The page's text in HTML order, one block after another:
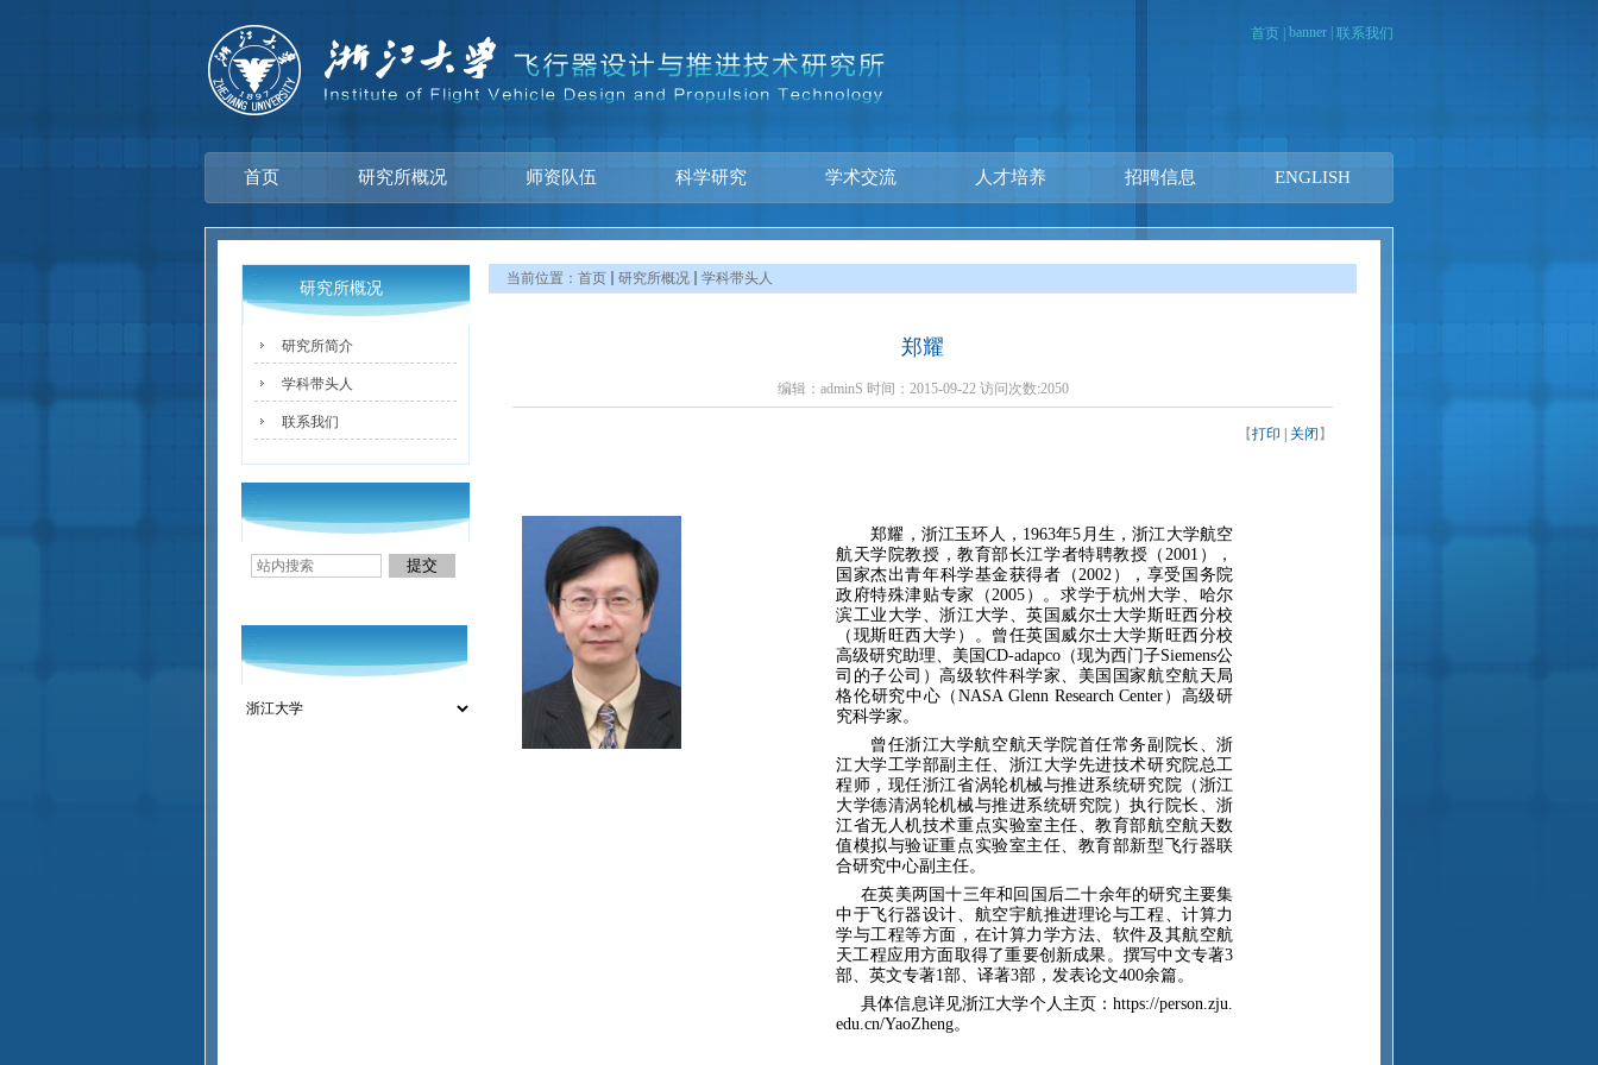
首页 banner 联系我们
首页 研究所概况 师资队伍 科学研究 学术交流 人才培养 招聘信息 ENGLISH
研究所概况
研究所简介
学科带头人
联系我们
当前位置： 首页 研究所概况 学科带头人
郑耀
编辑：adminS 时间：2015-09-22 访问次数:2050
【打印 关闭 】
郑耀，浙江玉环人， 1963年5 月生，浙江大学航空
航天学院教授，教育部长江学者特聘教授（2001 ），
国家杰出青年科学基金获得者（2002 ），享受国务院
政府特殊津贴专家（2005 ）。求学于杭州大学、哈尔
滨工业大学、浙江大学、英国威尔士大学斯旺西分校
（现斯旺西大学）。曾任英国威尔士大学斯旺西分校
高级研究助理、美国CD-adapco （现为西门子Siemens公
司的子公司）高级软件科学家、美国国家航空航天局
格伦研究中心（NASA Glenn Research Center ）高级研
究科学家。
曾任浙江大学航空航天学院首任常务副院长、浙
江大学工学部副主任、浙江大学先进技术研究院总工
程师，现任浙江省涡轮机械与推进系统研究院（浙江
大学德清涡轮机械与推进系统研究院）执行院长、浙
江省无人机技术重点实验室主任、教育部航空航天数
值模拟与验证重点实验室主任、教育部新型飞行器联
合研究中心副主任。
在英美两国十三年和回国后二十余年的研究主要集
中于飞行器设计、航空宇航推进理论与工程、计算力
学与工程等方面，在计算力学方法、软件及其航空航
天工程应用方面取得了重要创新成果。撰写中文专著3
部、英文专著1部、译著3部，发表论文400余篇。
具体信息详见浙江大学个人主页：https://person.zju.
edu.cn/YaoZheng。